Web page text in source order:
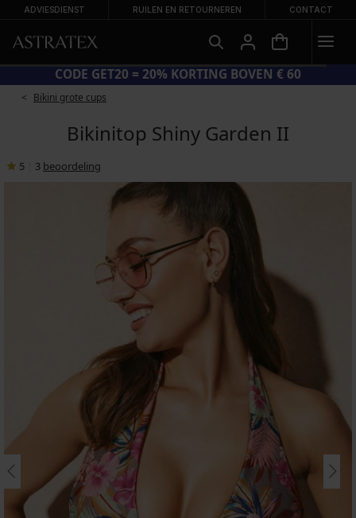
ADVIESDIENST RUILEN EN RETOURNEREN CONTACT
CODE GET20 = 20% KORTING
Bikini grote cups
Bikinitop Shiny Garden II
5 3 beoordeling